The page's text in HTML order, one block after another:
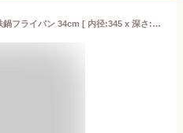
SAスーパーエンボス加工超鉄鍋フライパン 34cm [ 内径:345 x 深さ:69mm 底径:235mm ] [ 料理道具 ] | 厨房 キッチン 飲食店 ホテル レストラン 業務用